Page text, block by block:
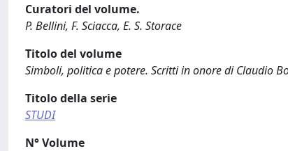
Curatori del volume.
P. Bellini, F. Sciacca, E. S. Storace
Titolo del volume
Simboli, politica e potere. Scritti in onore di Claudio
Titolo della serie
STUDI
N° Volume